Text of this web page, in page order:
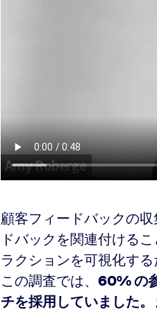
顧客フィードバックの
ドバックを関連付ける
ラクションを可視化す
この調査では、 60% の
チを採用していました。